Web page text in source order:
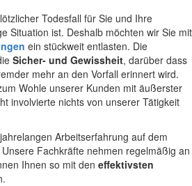
Todesfall für Sie und Ihre
Situation ist. Deshalb möchten wir Sie mit
ein stückweit entlasten. Die
Sicher- und Gewissheit, darüber dass
mehr an den Vorfall erinnert wird.
Wohle unserer Kunden mit äußerster
involvierte nichts von unserer Tätigkeit
Arbeitserfahrung auf dem
Fachkräfte nehmen regelmäßig an
Ihnen so mit den effektivsten